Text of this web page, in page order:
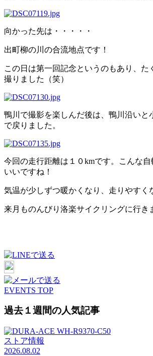
向かった先は・・・・・
出町柳の川の合流地点です！
この日は第一回記念というのもあり、た
撮りました（笑）
鴨川で撮影を楽しんだ後は、鴨川沿いと
で戻りました。
今回の走行距離は１０kmです。こんな
いいですね！
気温が少しずつ暖かくなり、走りやす
来月ものんびり洛楽サイクリングに行き
EVENTS TOP
過去１週間の人気記事
ストア情報
2026.08.02